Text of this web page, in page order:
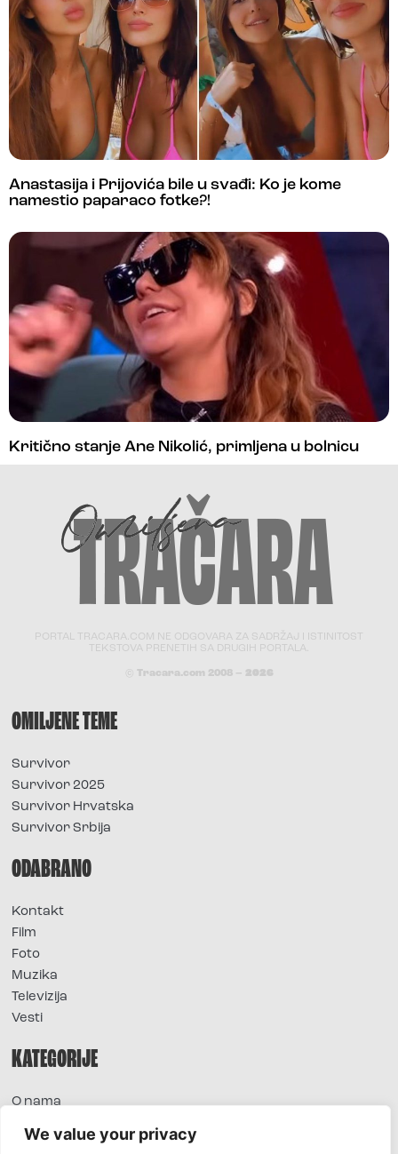
We value your privacy
Anastasija i Prijovića bile u svađi: Ko je kome
namestio paparaco fotke?!
Kritično stanje Ane Nikolić, primljena u bolnicu
PORTAL TRACARA.COM NE ODGOVARA ZA SADRŽAJ I ISTINITOST
TEKSTOVA PRENETIH SA DRUGIH PORTALA.
© Tracara.com 2008 – 2026
OMILJENE TEME
Survivor
Survivor 2025
Survivor Hrvatska
Survivor Srbija
ODABRANO
Kontakt
Film
Foto
Muzika
Televizija
Vesti
KATEGORIJE
O nama
Extra